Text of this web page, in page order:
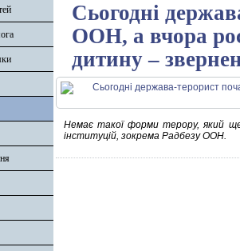
Сьогодні
ООН, а вчора
дитину –
Немає такої форми терору, який
інституцій, зокрема Радбезу ООН.